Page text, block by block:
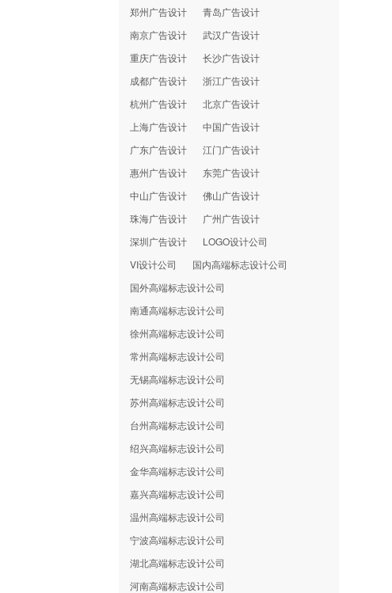
郑州广告设计
青岛广告设计
南京广告设计
武汉广告设计
重庆广告设计
长沙广告设计
成都广告设计
浙江广告设计
杭州广告设计
北京广告设计
上海广告设计
中国广告设计
广东广告设计
江门广告设计
惠州广告设计
东莞广告设计
中山广告设计
佛山广告设计
珠海广告设计
广州广告设计
深圳广告设计
LOGO设计公司
VI设计公司
国内高端标志设计公司
国外高端标志设计公司
南通高端标志设计公司
徐州高端标志设计公司
常州高端标志设计公司
无锡高端标志设计公司
苏州高端标志设计公司
台州高端标志设计公司
绍兴高端标志设计公司
金华高端标志设计公司
嘉兴高端标志设计公司
温州高端标志设计公司
宁波高端标志设计公司
湖北高端标志设计公司
河南高端标志设计公司